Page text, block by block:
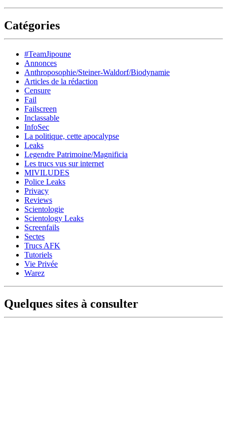
Catégories
#TeamJipoune
Annonces
Anthroposophie/Steiner-Waldorf/Biodynamie
Articles de la rédaction
Censure
Fail
Failscreen
Inclassable
InfoSec
La politique, cette apocalypse
Leaks
Legendre Patrimoine/Magnificia
Les trucs vus sur internet
MIVILUDES
Police Leaks
Privacy
Reviews
Scientologie
Scientology Leaks
Screenfails
Sectes
Trucs AFK
Tutoriels
Vie Privée
Warez
Quelques sites à consulter